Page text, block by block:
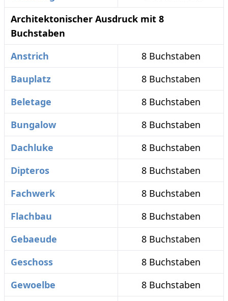
Architektonischer Ausdruck mit 8
Buchstaben
Anstrich
8 Buchstaben
Bauplatz
8 Buchstaben
Beletage
8 Buchstaben
Bungalow
8 Buchstaben
Dachluke
8 Buchstaben
Dipteros
8 Buchstaben
Fachwerk
8 Buchstaben
Flachbau
8 Buchstaben
Gebaeude
8 Buchstaben
Geschoss
8 Buchstaben
Gewoelbe
8 Buchstaben